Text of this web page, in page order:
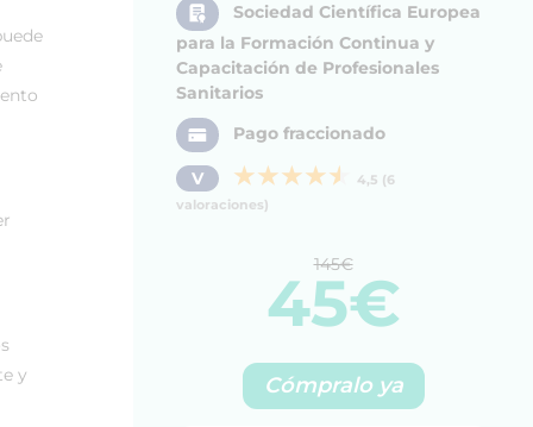
y
Sociedad Científica Europea
para la Formación Continua y
Capacitación de Profesionales
Sanitarios
Pago fraccionado
V
4,5 (6
valoraciones)
145€
45€
Cómpralo ya